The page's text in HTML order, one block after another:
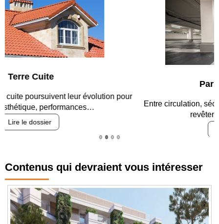
Entre circulation, sécurisation des accès, durabilité des
Contenus qui devraient vous intéresser